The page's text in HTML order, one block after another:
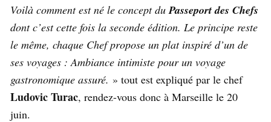
Voilà comment est né le concept duPasseport des Chefs
dont c’est cette fois la seconde édition. Le principe reste
le même, chaque Chef propose un plat inspiré d’un de
ses voyages : Ambiance intimiste pour un voyage
gastronomique assuré. » tout est expliqué par le chef
Ludovic Turac, rendez-vous donc à Marseille le 20
juin.